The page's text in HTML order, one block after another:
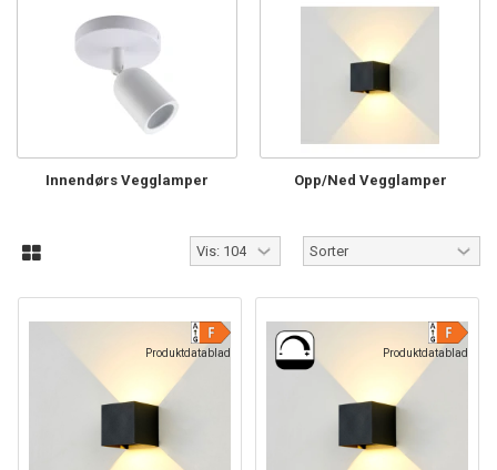
Innendørs Vegglamper Opp/Ned Vegglamper
Produktdatablad Produktdatablad